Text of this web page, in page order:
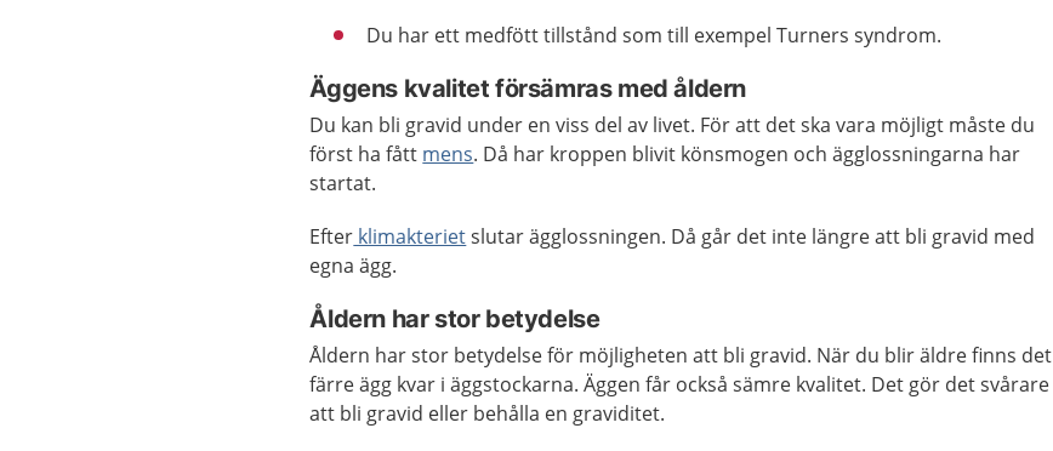
Du har ett medfött tillstånd som till exempel Turners syndrom.
Äggens kvalitet försämras med åldern
Du kan bli gravid under en viss del av livet. För att det ska vara möjligt måste du
först ha fått mens. Då har kroppen blivit könsmogen och ägglossningarna har
startat.
Efter klimakterietslutar ägglossningen. Då går det inte längre att bli gravid med
egna ägg.
Åldern har stor betydelse
Åldern har stor betydelse för möjligheten att bli gravid. När du blir äldre finns det
färre ägg kvar i äggstockarna. Äggen får också sämre kvalitet. Det gör det svårare
att bli gravid eller behålla en graviditet.